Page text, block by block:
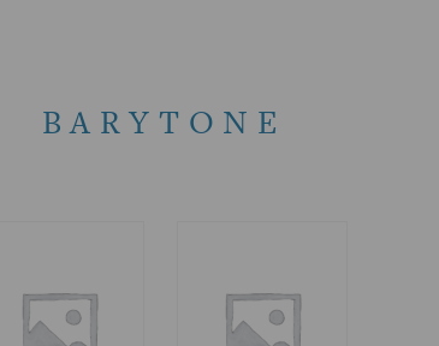
BARYTONE